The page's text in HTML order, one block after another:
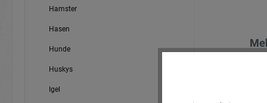
Hamster
Hasen
Hunde
Huskys
Igel